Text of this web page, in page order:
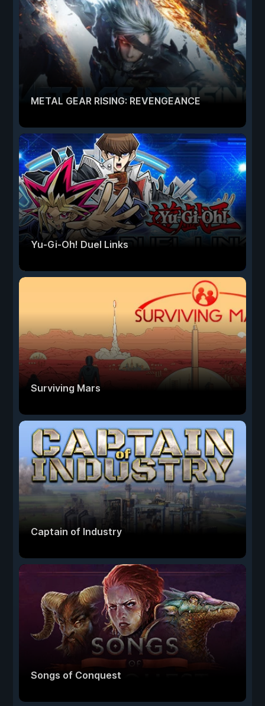
METAL GEAR RISING: REVENGEANCE
Yu-Gi-Oh! Duel Links
Surviving Mars
Captain of Industry
Songs of Conquest